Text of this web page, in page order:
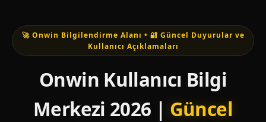
🚀 Onwin Bilgilendirme Alanı • 🔐 Güncel Duyurular ve
Kullanıcı Açıklamaları
Onwin Kullanıcı Bilgi
Merkezi 2026 | Güncel